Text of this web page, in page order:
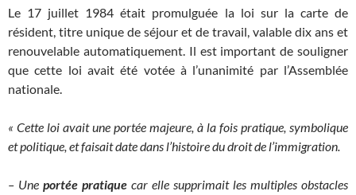
Le 17 juillet 1984 était promulguée la loi sur la carte de
résident, titre unique de séjour et de travail, valable dix ans et
renouvelable automatiquement. Il est important de souligner
que cette loi avait été votée à l’unanimité par l’Assemblée
nationale.
« Cette loi avait une portée majeure, à la fois pratique, symbolique
et politique, et faisait date dans l’histoire du droit de l’immigration.
– Une portée pratique car elle supprimait les multiples obstacles